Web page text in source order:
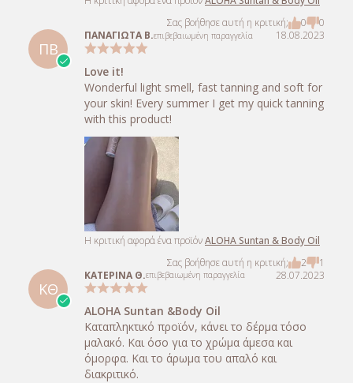
Σας βοήθησε αυτή η κριτική;
0 0
ΠΒ
ΠΑΝΑΓΙΩΤΑ Β.επιβεβαιωμένη παραγγελία 18.08.2023
Love it!
Wonderful light smell, fast tanning and soft for
your skin! Every summer I get my quick tanning
with this product!
Η κριτική αφορά ένα προϊόνALOHA Suntan & Body Oil
Σας βοήθησε αυτή η κριτική;
2 1
ΚΘ
ΚΑΤΕΡΙΝΑ Θ.επιβεβαιωμένη παραγγελία 28.07.2023
ALOHA Suntan &Body Oil
Καταπληκτικό προϊόν, κάνει το δέρμα τόσο
μαλακό. Και όσο για το χρώμα άμεσα και
όμορφα. Και το άρωμα του απαλό και
διακριτικό.